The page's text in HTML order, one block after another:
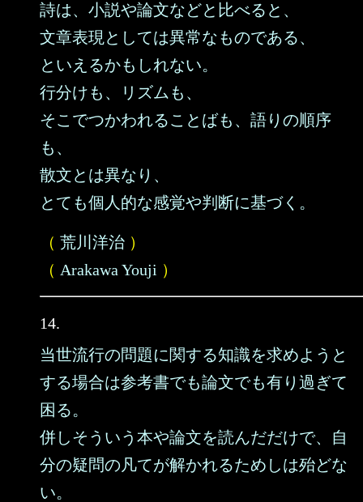
詩は、小説や論文などと比べると、
文章表現としては異常なものである、
といえるかもしれない。
行分けも、リズムも、
そこでつかわれることばも、語りの順序
も、
散文とは異なり、
とても個人的な感覚や判断に基づく。
（ 荒川洋治 ）
（ Arakawa Youji ）
14.
当世流行の問題に関する知識を求めようと
する場合は参考書でも論文でも有り過ぎて
困る。
併しそういう本や論文を読んだだけで、自
分の疑問の凡てが解かれるためしは殆どな
い。